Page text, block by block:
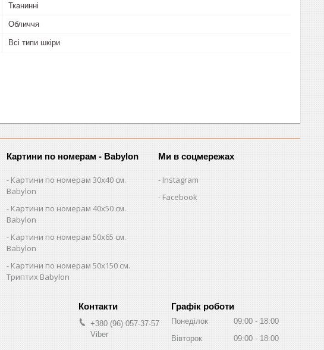
Тканинні
Обличчя
Всі типи шкіри
Картини по номерам - Babylon
Картини по номерам 30х40 см.
Babylon
Картини по номерам 40х50 см.
Babylon
Картини по номерам 50х65 см.
Babylon
Картини по номерам 50х150 см.
Триптих Babylon
Ми в соцмережах
Instagram
Facebook
+380 (96) 057-37-57
Viber
Графік роботи
Понеділок 09:00
18:00
Вівторок
09:00
18:00